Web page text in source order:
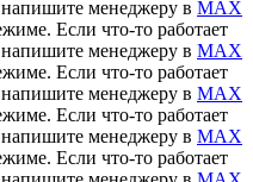
менеджеру в MAX
Если что-то работает
менеджеру в MAX
Если что-то работает
менеджеру в MAX
Если что-то работает
менеджеру в MAX
Если что-то работает